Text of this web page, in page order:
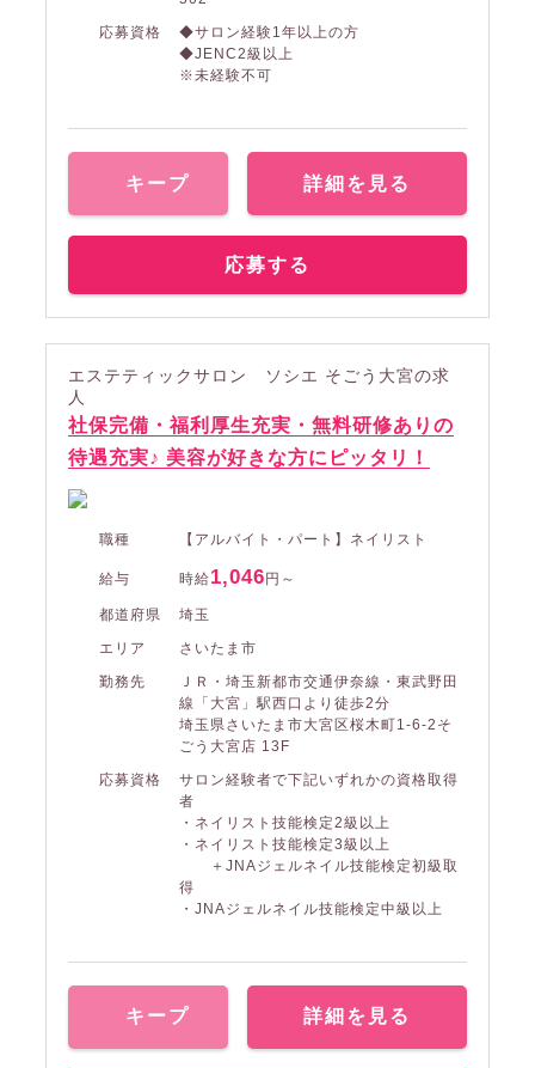
応募資格
◆サロン経験1年以上の方
◆JENC2級以上
※未経験不可
キープ 詳細を見る
応募する
エステティックサロン ソシエ そごう大宮の求
人
社保完備・福利厚生充実・無料研修ありの
待遇充実♪ 美容が好きな方にピッタリ！
職種 【アルバイト・パート】ネイリスト
給与 時給1,046 円～
都道府県
埼玉
エリア
さいたま市
勤務先
ＪＲ・埼玉新都市交通伊奈線・東武野田
線「大宮」駅西口より徒歩2分
埼玉県さいたま市大宮区桜木町1-6-2そ
ごう大宮店 13F
応募資格
サロン経験者で下記いずれかの資格取得
者
・ネイリスト技能検定2級以上
・ネイリスト技能検定3級以上
＋JNAジェルネイル技能検定初級取
得
・JNAジェルネイル技能検定中級以上
キープ 詳細を見る